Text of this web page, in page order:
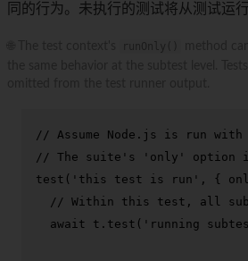
同的行为。未执行的测试将从测试运
// Assume Node.js is run
// The suite's 'only' option
test ( 'this test is run' , {
// Within this test, all
await t. test ( 'running